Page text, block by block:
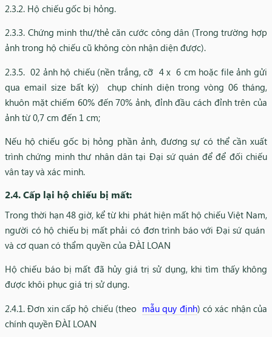
2.3.2. Hộ chiếu gốc bị hỏng.​
2.3.3. Chứng minh thư/thẻ căn cước công dân (Trong trường hợp
ảnh trong hộ chiếu cũ không còn nhận diện được).
2.3.5. 02 ảnh hộ chiếu (nền trắng, cỡ 4 x 6 cm hoặc file ảnh gửi
qua email size bất kỳ) chụp chính diện trong vòng 06 tháng,
khuôn mặt chiếm 60% đến 70% ảnh, đỉnh đầu cách đỉnh trên của
ảnh từ 0,7 cm đến 1 cm;
Nếu hộ chiếu gốc bị hỏng phần ảnh, đương sự có thể cần xuất
trình chứng minh thư nhân dân tại Đại sứ quán để để đối chiếu
vân tay và xác minh.
2.4. Cấp lại hộ chiếu bị mất:
Trong thời hạn 48 giờ, kể từ khi phát hiện mất hộ chiếu Việt Nam,
người có hộ chiếu bị mất phải có đơn trình báo với Đại sứ quán
và cơ quan có thẩm quyền của ĐÀI LOAN
Hộ chiếu báo bị mất đã hủy giá trị sử dụng, khi tìm thấy không
được khôi phục giá trị sử dụng.
2.4.1. Đơn xin cấp hộ chiếu (theo mẫu quy định) có xác nhận của
chính quyền ĐÀI LOAN